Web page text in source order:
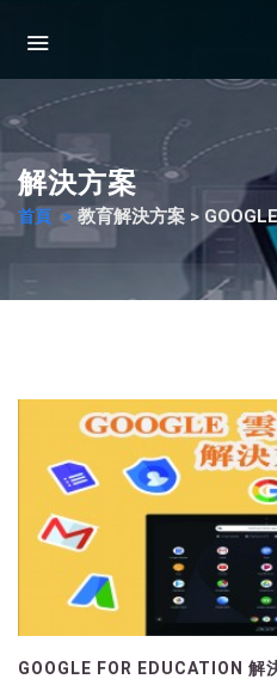
解決方案
首頁 教育解決方案 >
GOOGLE FOR EDUCATION 解